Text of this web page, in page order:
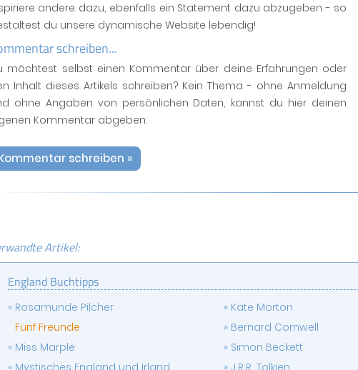
andere dazu, ebenfalls ein Statement dazu abzugeben - so
du unsere dynamische Website lebendig!
schreiben...
möchtest selbst einen Kommentar über deine Erfahrungen oder
Inhalt dieses Artikels schreiben? Kein Thema - ohne Anmeldung
ohne Angaben von persönlichen Daten, kannst du hier deinen
Kommentar abgeben:
schreiben »
Artikel:
England Buchtipps
Rosamunde Pilcher
Fünf Freunde
Miss Marple
Mystisches England und Irland
Kate Morton
Bernard Cornwell
Simon Beckett
J.R.R. Tolkien